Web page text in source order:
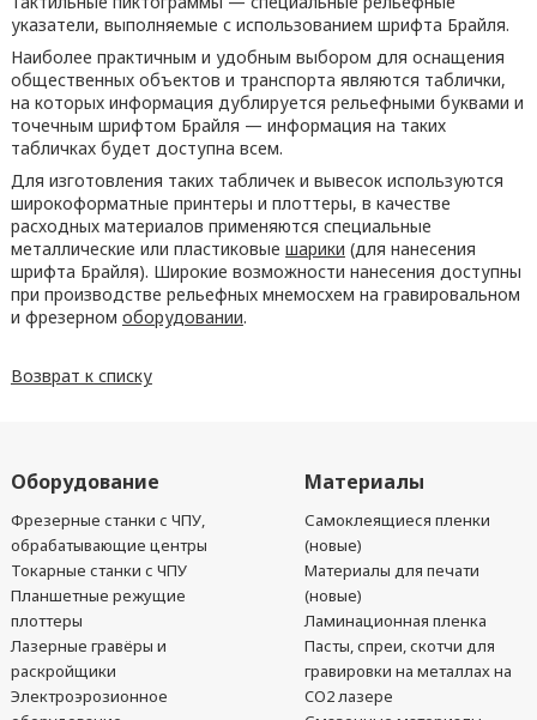
указатели, выполняемые с использованием шрифта Брайля.
Наиболее практичным и удобным выбором для оснащения
общественных объектов и транспорта являются таблички,
на которых информация дублируется рельефными буквами и
точечным шрифтом Брайля — информация на таких
табличках будет доступна всем.
Для изготовления таких табличек и вывесок используются
широкоформатные принтеры и плоттеры, в качестве
расходных материалов применяются специальные
металлические или пластиковые шарики (для нанесения
шрифта Брайля). Широкие возможности нанесения доступны
при производстве рельефных мнемосхем на гравировальном
и фрезерном оборудовании.
Возврат к списку
Оборудование
Фрезерные станки с ЧПУ,
обрабатывающие центры
Токарные станки с ЧПУ
Планшетные режущие
плоттеры
Лазерные гравёры и
раскройщики
Электроэрозионное
Материалы
Самоклеящиеся пленки
(новые)
Материалы для печати
(новые)
Ламинационная пленка
Пасты, спреи, скотчи для
гравировки на металлах на
CO2 лазере